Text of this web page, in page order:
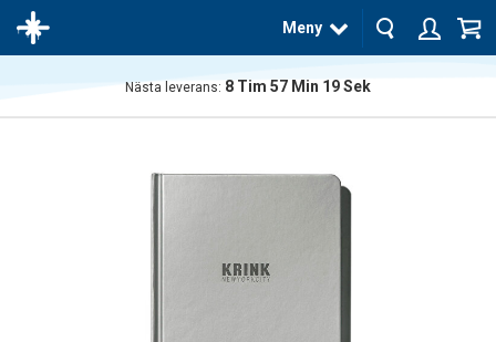
Meny
Nästa leverans: 8 Tim 57 Min 19Sek